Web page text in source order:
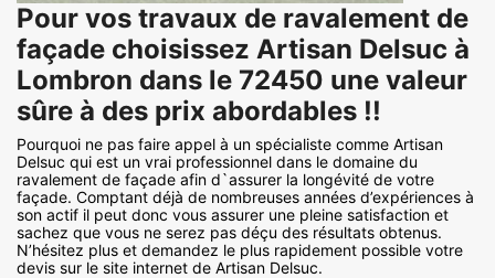
Pour vos travaux de ravalement de
façade choisissez Artisan Delsuc à
Lombron dans le 72450 une valeur
sûre à des prix abordables !!
Pourquoi ne pas faire appel à un spécialiste comme Artisan
Delsuc qui est un vrai professionnel dans le domaine du
ravalement de façade afin d`assurer la longévité de votre
façade. Comptant déjà de nombreuses années d’expériences à
son actif il peut donc vous assurer une pleine satisfaction et
sachez que vous ne serez pas déçu des résultats obtenus.
N’hésitez plus et demandez le plus rapidement possible votre
devis sur le site internet de Artisan Delsuc.